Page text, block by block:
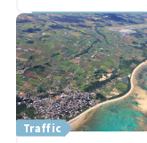
Traffic